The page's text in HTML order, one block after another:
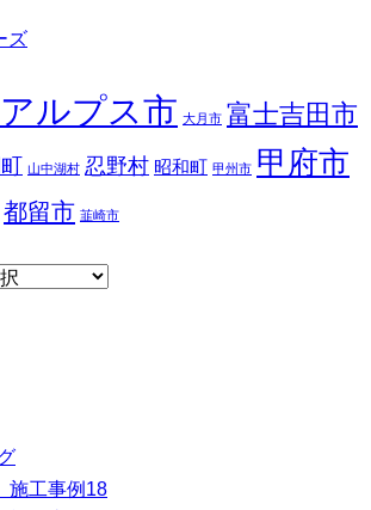
ズ
ルプス市 大月市 富士吉田市
山中湖村 忍野村 昭和町 甲州市 甲府市
都留市 韮崎市
工事例18